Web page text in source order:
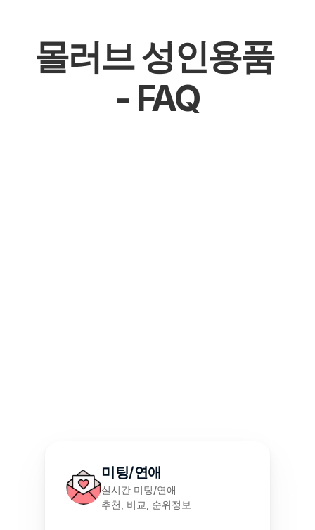
몰러브 성인용품
- FAQ
미팅/연애
실시간 미팅/연애
추천, 비교, 순위정보